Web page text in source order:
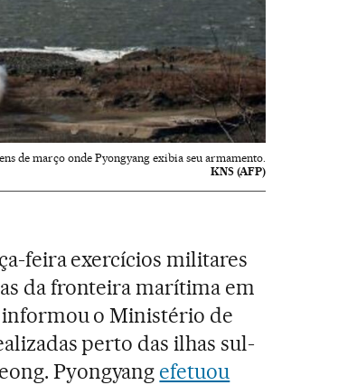
de março onde Pyongyang exibia seu armamento.
KNS (AFP)
feira exercícios militares
da fronteira marítima em
informou o Ministério de
perto das ilhas sul-
Pyongyang efetuou